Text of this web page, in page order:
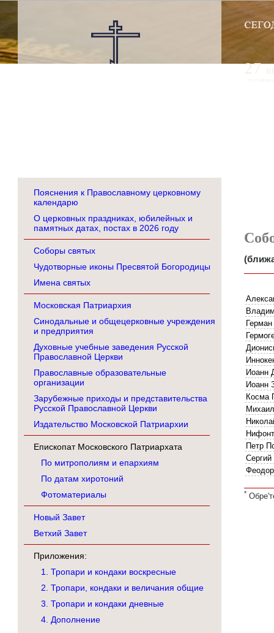
Пояснения к Православному церковному
календарю
О церковных праздниках, юбилейных и
памятных датах, постах в 2026 году
Соборы святых
Чудотворные иконы Пресвятой Богородицы
Имена святых
Московская Патриархия
Синодальные и общецерковные учреждения
и предприятия
Духовные учебные заведения Русской
Православной Церкви
Православные образовательные
организации
Зарубежные приходы и представительства
Русской Православной Церкви
Издательство Московской Патриархии
Епископат Московского Патриархата
По митрополиям и епархиям
По датам хиротоний
Фотоматериалы
Новый Завет
Ветхий Завет
Приложения:
1. Тропари и кондаки воскресные
2. Тропари, кондаки и величания общие
3. Тропари и кондаки дневные
4. Дополнение
Иоанн
Иоанн
Косма
Петр
*
27
по